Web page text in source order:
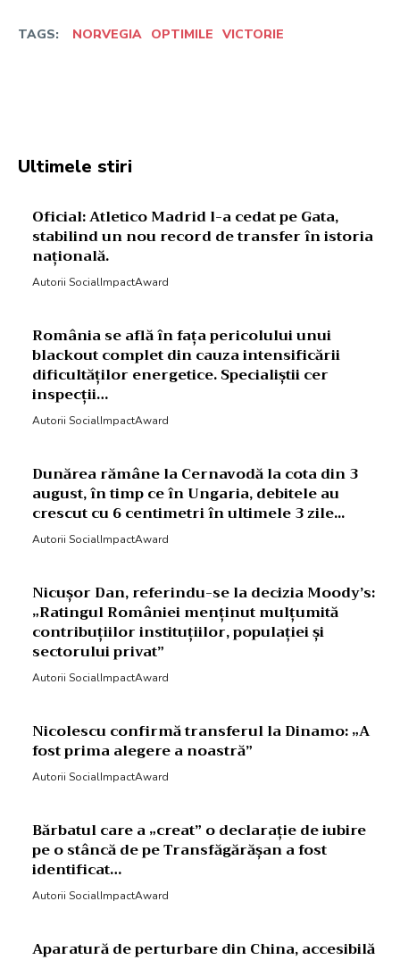
TAGS: NORVEGIA OPTIMILE VICTORIE
Ultimele stiri
Oficial: Atletico Madrid l-a cedat pe Gata,
stabilind un nou record de transfer în istoria
națională.
Autorii SocialImpactAward
România se află în fața pericolului unui
blackout complet din cauza intensificării
dificultăților energetice. Specialiștii cer
inspecții…
Autorii SocialImpactAward
Dunărea rămâne la Cernavodă la cota din 3
august, în timp ce în Ungaria, debitele au
crescut cu 6 centimetri în ultimele 3 zile...
Autorii SocialImpactAward
Nicușor Dan, referindu-se la decizia Moody’s:
„Ratingul României menținut mulțumită
contribuțiilor instituțiilor, populației și
sectorului privat”
Autorii SocialImpactAward
Nicolescu confirmă transferul la Dinamo: „A
fost prima alegere a noastră”
Autorii SocialImpactAward
Bărbatul care a „creat” o declarație de iubire
pe o stâncă de pe Transfăgărășan a fost
identificat…
Autorii SocialImpactAward
Aparatură de perturbare din China, accesibilă